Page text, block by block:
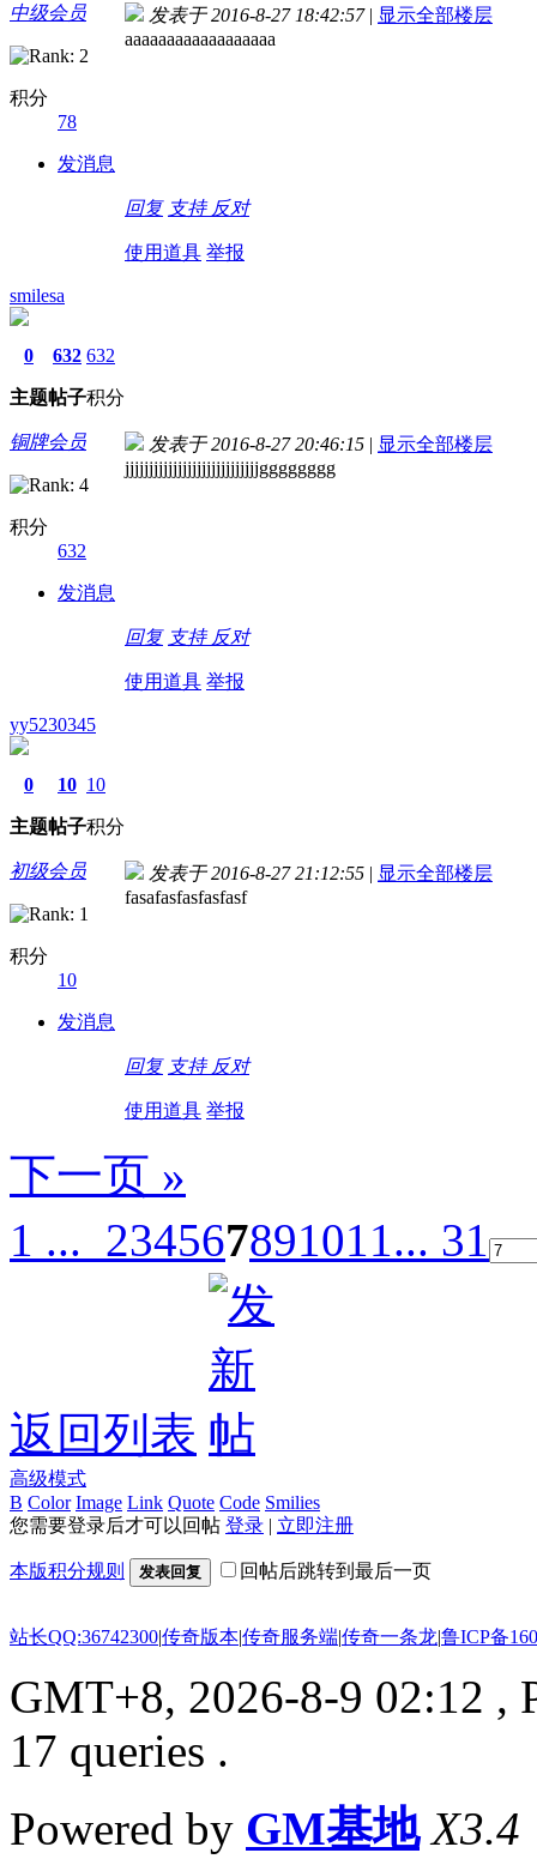
中级会员
积分
78
发消息
发表于 2016-8-27 18:42:57 | 显示全部楼层
aaaaaaaaaaaaaaaaaa
回复 支持 反对
使用道具 举报
smilesa
0
主题
632
帖子
632
积分
铜牌会员
积分
632
发消息
发表于 2016-8-27 20:46:15 | 显示全部楼层
jjjjjjjjjjjjjjjjjjjjjjjjjjjjgggggggg
回复 支持 反对
使用道具 举报
yy5230345
0
主题
10
帖子
10
积分
初级会员
积分
10
发消息
发表于 2016-8-27 21:12:55 | 显示全部楼层
fasafasfasfasfasf
回复 支持 反对
使用道具 举报
下一页 »
1 ... 234567891011... 31
返回列表
高级模式
B Color Image Link Quote Code Smilies
您需要登录后才可以回帖 登录 | 立即注册
本版积分规则 发表回复 回帖后跳转到最后一页
站长QQ:36742300|传奇版本|传奇服务端|传奇一条龙|鲁ICP备
GMT+8, 2026-8-9 02:12 ,
17 queries .
Powered by GM基地 X3.4